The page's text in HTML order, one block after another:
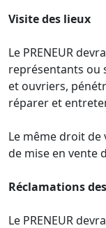
Visite des lieux
Le PRENEUR
représentants ou
et ouvriers,
réparer et
Le même droit de
de mise en vente
Réclamations
Le PRENEUR